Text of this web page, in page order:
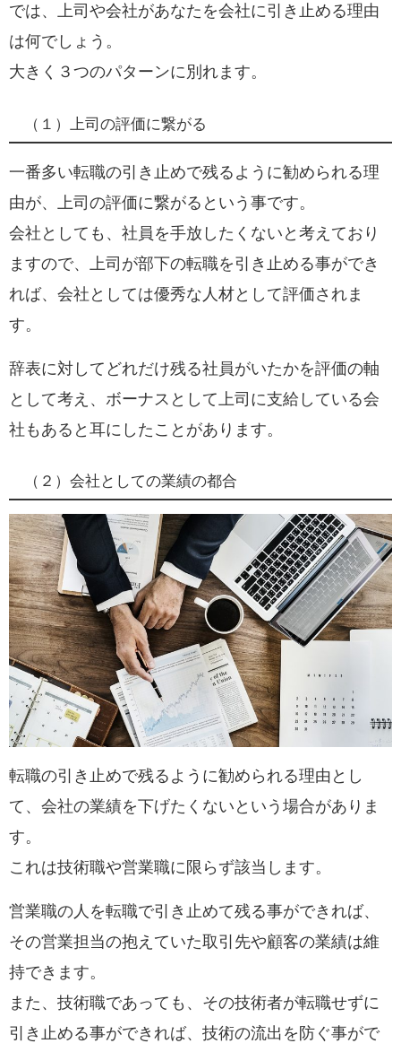
では、
上司や会社があなたを会社に引き止める理由
は何でしょう。
大きく３つのパターンに別れます。
（１）上司の評価に繋がる
一番多い転職の引き止めで残るように勧められる理
由が、
上司の評価に繋がる という事です。
会社としても、社員を手放したくないと考えており
ますので、上司が部下の転職を引き止める事ができ
れば、会社としては優秀な人材として評価されま
す。
辞表に対してどれだけ残る社員がいたかを評価の軸
として考え、 ボーナスとして上司に支給している会
社もあると耳にしたことがあります。
（２）会社としての業績の都合
転職の引き止めで残るように勧められる理由とし
て、 会社の業績を下げたくない という場合がありま
す。
これは技術職や営業職に限らず該当します。
営業職の人を転職で引き止めて残る事ができれば、
その営業担当の抱えていた取引先や顧客の業績は維
持できます。
また、技術職であっても、その技術者が転職せずに
引き止める事ができれば、 技術の流出を防ぐ事がで